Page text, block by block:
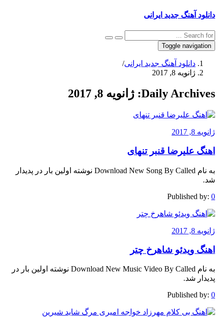
دانلود آهنگ جدید ایرانی
Toggle navigation
دانلود آهنگ جدید ایرانی/
ژانویه 8, 2017
Daily Archives: ژانویه 8, 2017
ژانویه 8, 2017
اهنگ علیرضا قنبر تنهای
به نام Download New Song By Called نوشته اولین بار در پدیدار
شد.
Published by: 0
ژانویه 8, 2017
اهنگ ویدئو شاهرخ چتر
به نام Download New Music Video By Called نوشته اولین بار در
پدیدار شد.
Published by: 0